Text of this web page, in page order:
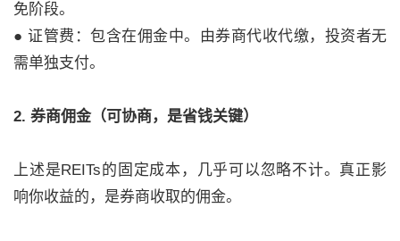
免阶段。
● 证管费：包含在佣金中。由券商代收代缴，投资者无
需单独支付。
2. 券商佣金（可协商，是省钱关键）
上述是REITs的固定成本，几乎可以忽略不计。真正影
响你收益的，是券商收取的佣金。